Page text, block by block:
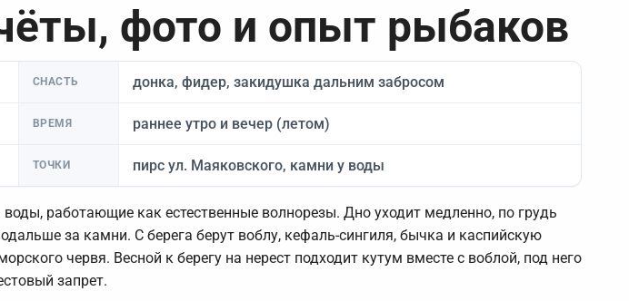
фото и опыт рыбаков
СНАСТЬ донка, фидер, закидушка дальним забросом
ВРЕМЯ раннее утро и вечер (летом)
ТОЧКИ пирс ул. Маяковского, камни у воды
работающие как естественные волнорезы. Дно уходит медленно, по грудь
за камни. С берега берут воблу, кефаль-сингиля, бычка и каспийскую
червя. Весной к берегу на нерест подходит кутум вместе с воблой, под него
запрет.